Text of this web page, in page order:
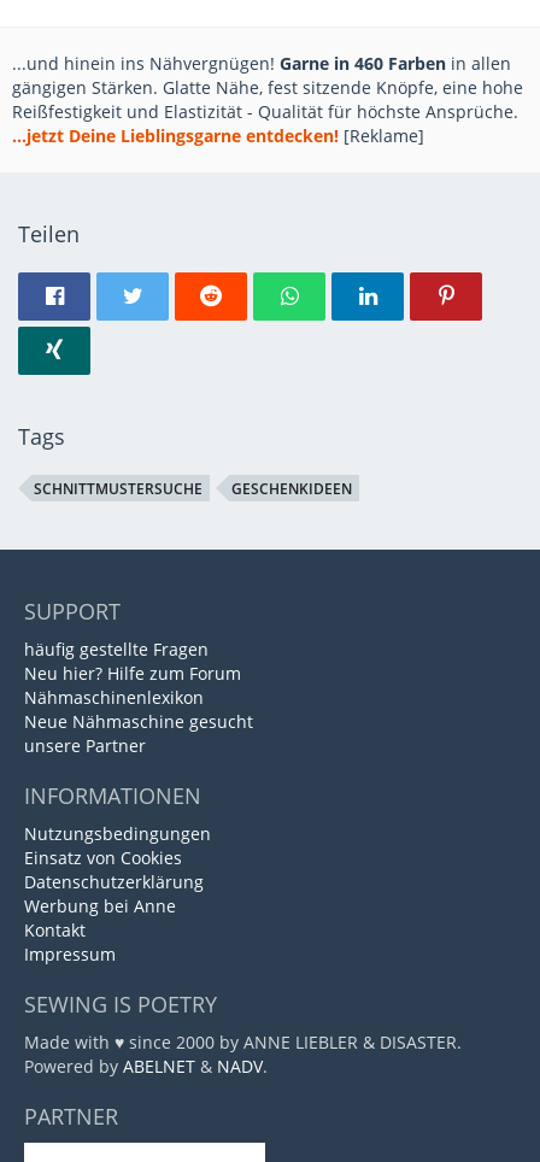
...und hinein ins Nähvergnügen! Garne in 460 Farben in allen
gängigen Stärken. Glatte Nähe, fest sitzende Knöpfe, eine hohe
Reißfestigkeit und Elastizität - Qualität für höchste Ansprüche.
...jetzt Deine Lieblingsgarne entdecken! [Reklame]
Teilen
Tags
SCHNITTMUSTERSUCHE GESCHENKIDEEN
SUPPORT
häufig gestellte Fragen
Neu hier? Hilfe zum Forum
Nähmaschinenlexikon
Neue Nähmaschine gesucht
unsere Partner
INFORMATIONEN
Nutzungsbedingungen
Einsatz von Cookies
Datenschutzerklärung
Werbung bei Anne
Kontakt
Impressum
SEWING IS POETRY
Made with ♥ since 2000 by ANNE LIEBLER & DISASTER.
Powered by ABELNET & NADV.
PARTNER